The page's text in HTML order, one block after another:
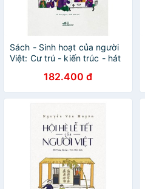
Sách - Sinh hoạt của người
Việt: Cư trú - kiến trúc - hát
182.400 đ